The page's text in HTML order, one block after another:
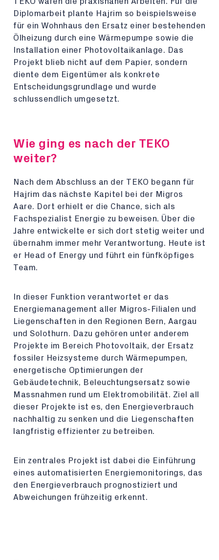
Diplomarbeit plante Hajrim so beispielsweise
für ein Wohnhaus den Ersatz einer bestehenden
Ölheizung durch eine Wärmepumpe sowie die
Installation einer Photovoltaikanlage. Das
Projekt blieb nicht auf dem Papier, sondern
diente dem Eigentümer als konkrete
Entscheidungsgrundlage und wurde
schlussendlich umgesetzt.
Wie ging es nach der TEKO
weiter?
Nach dem Abschluss an der TEKO begann für
Hajrim das nächste Kapitel bei der Migros
Aare. Dort erhielt er die Chance, sich als
Fachspezialist Energie zu beweisen. Über die
Jahre entwickelte er sich dort stetig weiter und
übernahm immer mehr Verantwortung. Heute ist
er Head of Energy und führt ein fünfköpfiges
Team.
In dieser Funktion verantwortet er das
Energiemanagement aller Migros-Filialen und
Liegenschaften in den Regionen Bern, Aargau
und Solothurn. Dazu gehören unter anderem
Projekte im Bereich Photovoltaik, der Ersatz
fossiler Heizsysteme durch Wärmepumpen,
energetische Optimierungen der
Gebäudetechnik, Beleuchtungsersatz sowie
Massnahmen rund um Elektromobilität. Ziel all
dieser Projekte ist es, den Energieverbrauch
nachhaltig zu senken und die Liegenschaften
langfristig effizienter zu betreiben.
Ein zentrales Projekt ist dabei die Einführung
eines automatisierten Energiemonitorings, das
den Energieverbrauch prognostiziert und
Abweichungen frühzeitig erkennt.